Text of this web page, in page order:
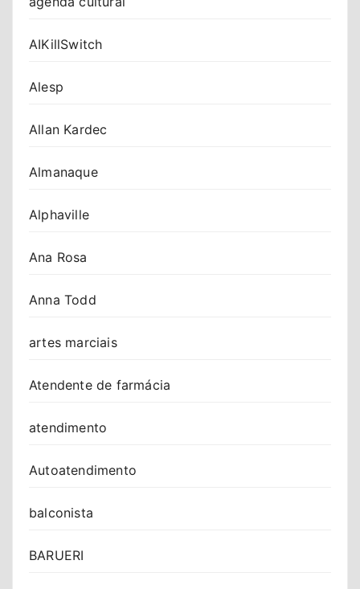
AIKillSwitch
Alesp
Allan Kardec
Almanaque
Alphaville
Ana Rosa
Anna Todd
artes marciais
Atendente de farmácia
atendimento
Autoatendimento
balconista
BARUERI